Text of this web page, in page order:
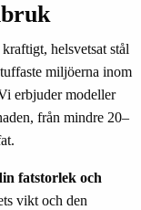
helsvetsat stål
miljöerna inom
erbjuder modeller
från mindre 20–
fatstorlek och
vikt och den